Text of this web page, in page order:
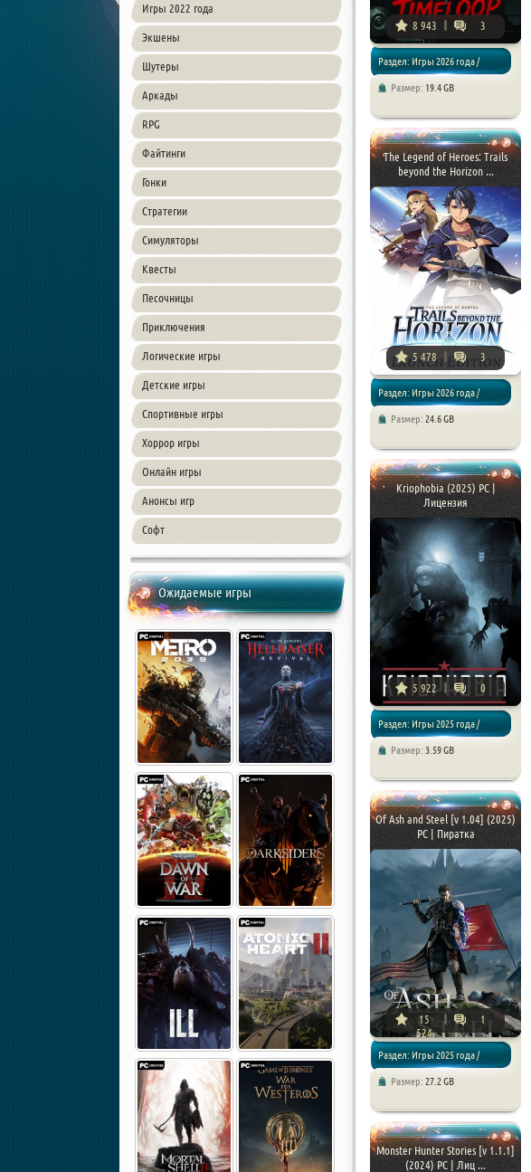
Игры 2022 года
Экшены
Шутеры
Аркады
RPG
Файтинги
Гонки
Стратегии
Симуляторы
Квесты
Песочницы
Приключения
Логические игры
Детские игры
Спортивные игры
Хоррор игры
Онлайн игры
Анонсы игр
Софт
Ожидаемые игры
8 943 3
Раздел: Игры 2026 года /
Размер: 19.4 GB
The Legend of Heroes: Trails
beyond the Horizon ...
5 478 3
Раздел: Игры 2026 года /
Размер: 24.6 GB
Kriophobia (2025) PC |
Лицензия
5 922 0
Раздел: Игры 2025 года /
Размер: 3.59 GB
Of Ash and Steel [v 1.04] (2025)
PC | Пиратка
15
524
1
Раздел: Игры 2025 года /
Размер: 27.2 GB
Monster Hunter Stories [v 1.1.1]
(2024) PC | Лиц ...